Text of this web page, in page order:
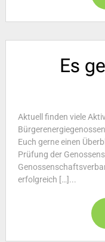
Es
Aktuell finden viele
Euch gerne einen
Prüfung der
erfolgreich […]...